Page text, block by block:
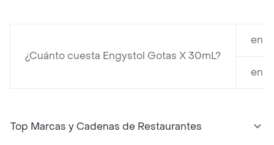
¿Cuánto cuesta Engystol Gotas X 30mL?
en
en
Top Marcas y Cadenas de Restaurantes